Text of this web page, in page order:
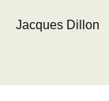
Jacques Dillon